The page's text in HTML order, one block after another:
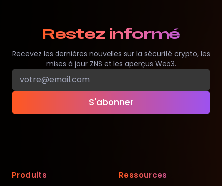
Restez informé
Recevez les dernières nouvelles sur la sécurité crypto, les
mises à jour ZNS et les aperçus Web3.
S'abonner
Produits Ressources